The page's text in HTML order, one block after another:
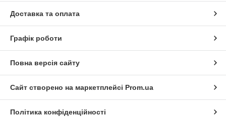
Доставка та оплата
Графік роботи
Повна версія сайту
Сайт створено на маркетплейсі Prom.ua
Політика конфіденційності